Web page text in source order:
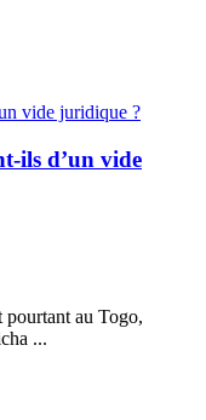
ils d’un vide
au Togo,
...